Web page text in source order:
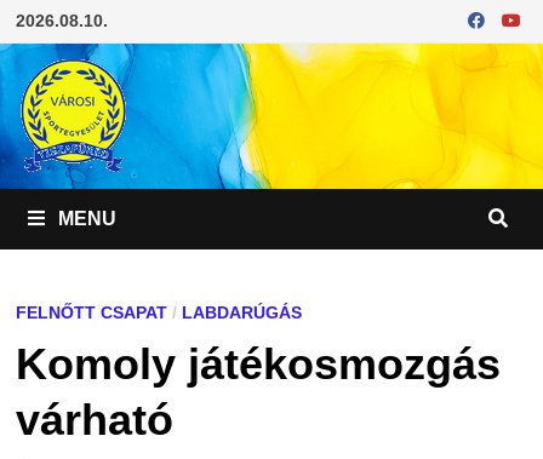
Skip
to
content
2026.08.10.
MENU
FELNŐTT CSAPAT/ LABDARÚGÁS
Komoly játékosmozgás
várható